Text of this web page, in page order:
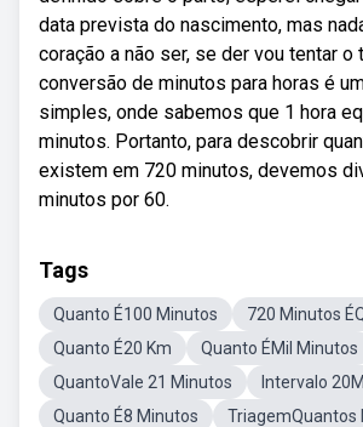
data prevista do nascimento, mas
coração a não ser, se der vou tentar o
conversão de minutos para horas é
simples, onde sabemos que 1 hora
minutos. Portanto, para descobrir
existem em 720 minutos, devemos
minutos por 60.
Tags
Quanto É100 Minutos
720 Minutos
Quanto É20 Km
Quanto ÉMil Minutos
QuantoVale 21 Minutos
Intervalo
Quanto É8 Minutos
TriagemQuantos